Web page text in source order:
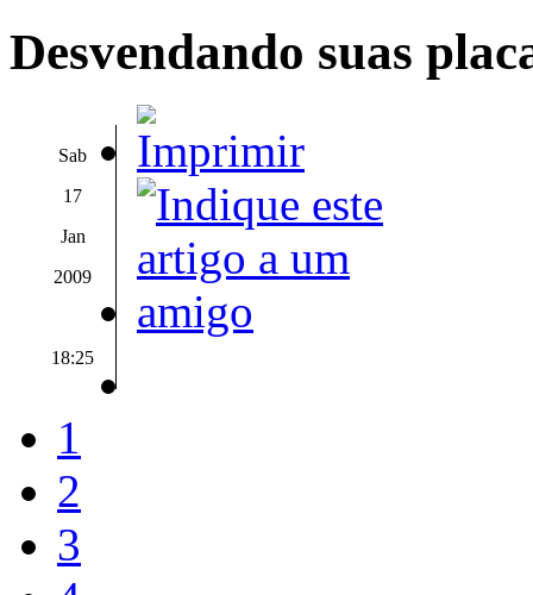
Desvendando suas
Sab
17
Jan
2009
18:25
1
2
3